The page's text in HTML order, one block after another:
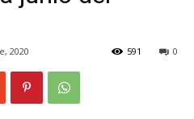
2020 0
591